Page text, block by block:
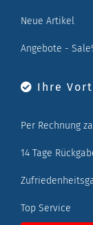
Neue Artikel
Angebote -
Ihre
Per Rechnung
14 Tage
Top Service